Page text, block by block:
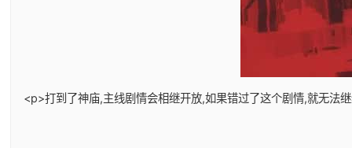
<p>打到了神庙,主线剧情会相继开放,如果错过了这个剧情,就无法